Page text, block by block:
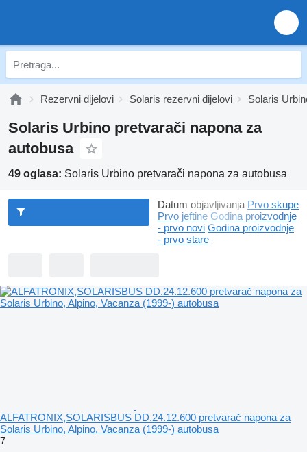
Rezervni dijelovi Solaris rezervni dijelovi Solaris
Solaris Urbino pretvarači napona za
autobusa
49 oglasa: Solaris Urbino pretvarači napona za autobusa
Datum objavljivanja Prvo skupe
Prvo jeftine Godina proizvodnje
- prvo novi Godina proizvodnje
- prvo stare
ALFATRONIX,SOLARISBUS DD.24.12.600 pretvarač napona za
Solaris Urbino, Alpino, Vacanza (1999-) autobusa
7